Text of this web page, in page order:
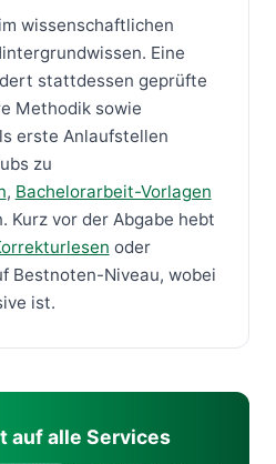
wissenschaftlichen
Eine
stattdessen geprüfte
Methodik sowie
erste Anlaufstellen
zu
, Bachelorarbeit-Vorlagen
Kurz vor der Abgabe hebt
oder
Bestnoten-Niveau, wobei
ist.
auf alle Services